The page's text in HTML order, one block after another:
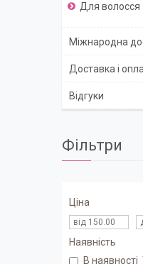
Для волосся
Міжнародна
Доставка і
Відгуки
Фільтри
Ціна
Наявність
В наявності